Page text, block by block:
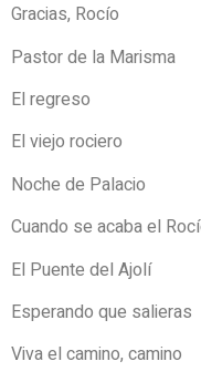
Gracias, Rocío
Pastor de la Marisma
El regreso
El viejo rociero
Noche de Palacio
Cuando se acaba el
El Puente del Ajolí
Esperando que salieras
Viva el camino, camino